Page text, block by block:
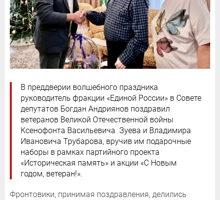
В преддверии волшебного праздника
руководитель фракции «Единой России» в Совете
депутатов Богдан Андриянов поздравил
ветеранов Великой Отечественной войны
Ксенофонта Васильевича Зуева и Владимира
Ивановича Трубарова, вручив им подарочные
наборы в рамках партийного проекта
«Историческая память» и акции «С Новым
годом, ветеран!».
Фронтовики, принимая поздравления, делились